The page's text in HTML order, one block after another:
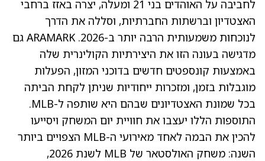
לחביבה על האוהדים בני 21 ומעלה, יצרה באזז ברחבי
האצטדיון וברשתות החברתיות, וסללה את הדרך
לנוכחות משמעותית הרבה יותר ב-2026. ARAMARK גם
מדגישה בעונה הזו את היצירתיות הקולינרית שלה
באמצעות קונספטים חדשים בדוכני המזון, הפעלות
מוגבלות בזמן, ומזכרות ייחודיות שניתן לקחת הביתה
בכל שמונת האצטדיונים שבהם היא שותפה ל-MLB.
התוספות הללו יעצבו את חוויית יום המשחק ויסייעו
להכין את הבמה לאחד מאירועי ה-MLB הצפויים ביותר
השנה: משחק האולסטאר של MLB לשנת 2026,